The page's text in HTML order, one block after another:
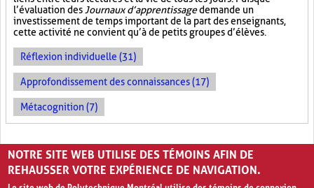
l’évaluation des Journaux d’apprentissagedemande un
investissement de temps important de la part des enseignants,
cette activité ne convient qu’à de petits groupes d’élèves.
Réflexion individuelle (31)
Approfondissement des connaissances (17)
Métacognition (7)
PAGES
1 2 › »
NOTRE SITE WEB UTILISE DES TÉMOINS AFIN DE
REHAUSSER VOTRE EXPÉRIENCE DE NAVIGATION.